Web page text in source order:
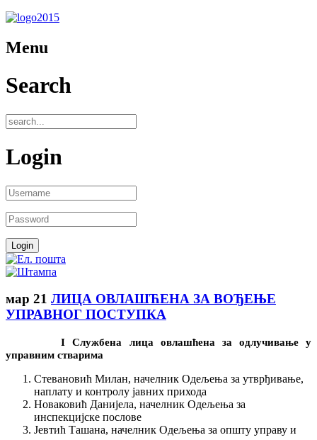
Menu
Search
Login
мар 21 ЛИЦА ОВЛАШЋЕНА ЗА ВОЂЕЊЕ
УПРАВНОГ ПОСТУПКА
I Службена лица овлашћена за одлучивање у
управним стварима
Стевановић Милан, начелник Одељења за утврђивање,
наплату и контролу јавних прихода
Новаковић Данијела, начелник Одељења за
инспекцијске послове
Јевтић Ташана, начелник Одељења за општу управу и